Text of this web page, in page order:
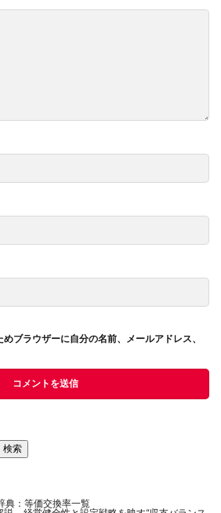
ブラウザーに自分の名前、メールアドレス、
検索
典：等価交換率一覧